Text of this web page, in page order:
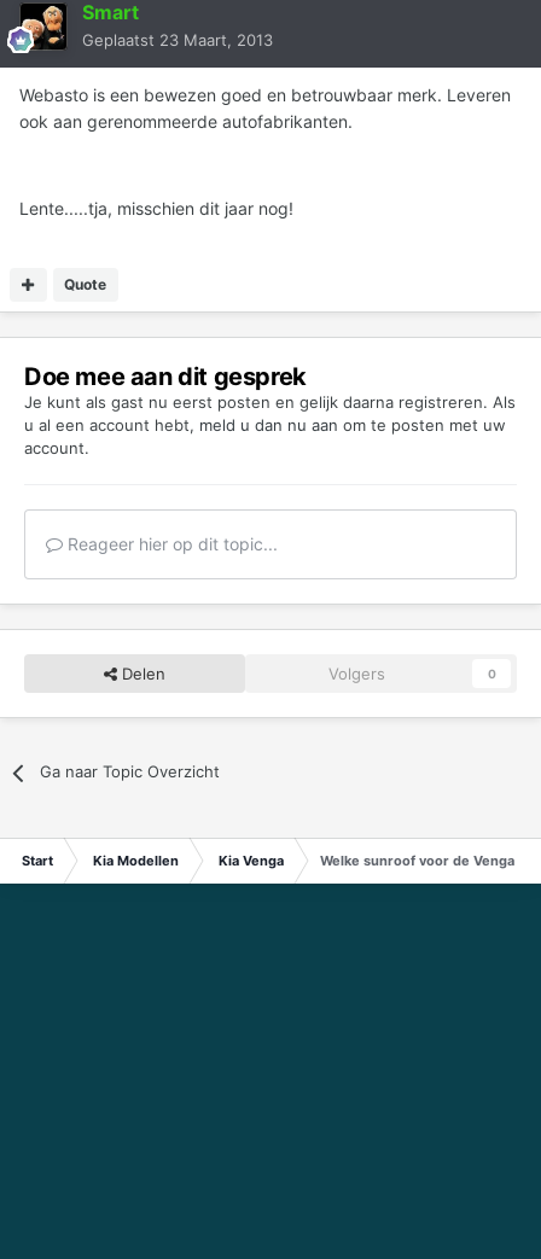
Smart
Geplaatst 23 Maart, 2013
Webasto is een bewezen goed en betrouwbaar merk. Leveren
ook aan gerenommeerde autofabrikanten.
Lente.....tja, misschien dit jaar nog!
Quote
Doe mee aan dit gesprek
Je kunt als gast nu eerst posten en gelijk daarna registreren. Als
u al een account hebt, meld u dan nu aan om te posten met uw
account.
Reageer hier op dit topic...
Delen Volgers 0
Ga naar Topic Overzicht
Start Kia Modellen Kia Venga Welke sunroof voor de Venga?...